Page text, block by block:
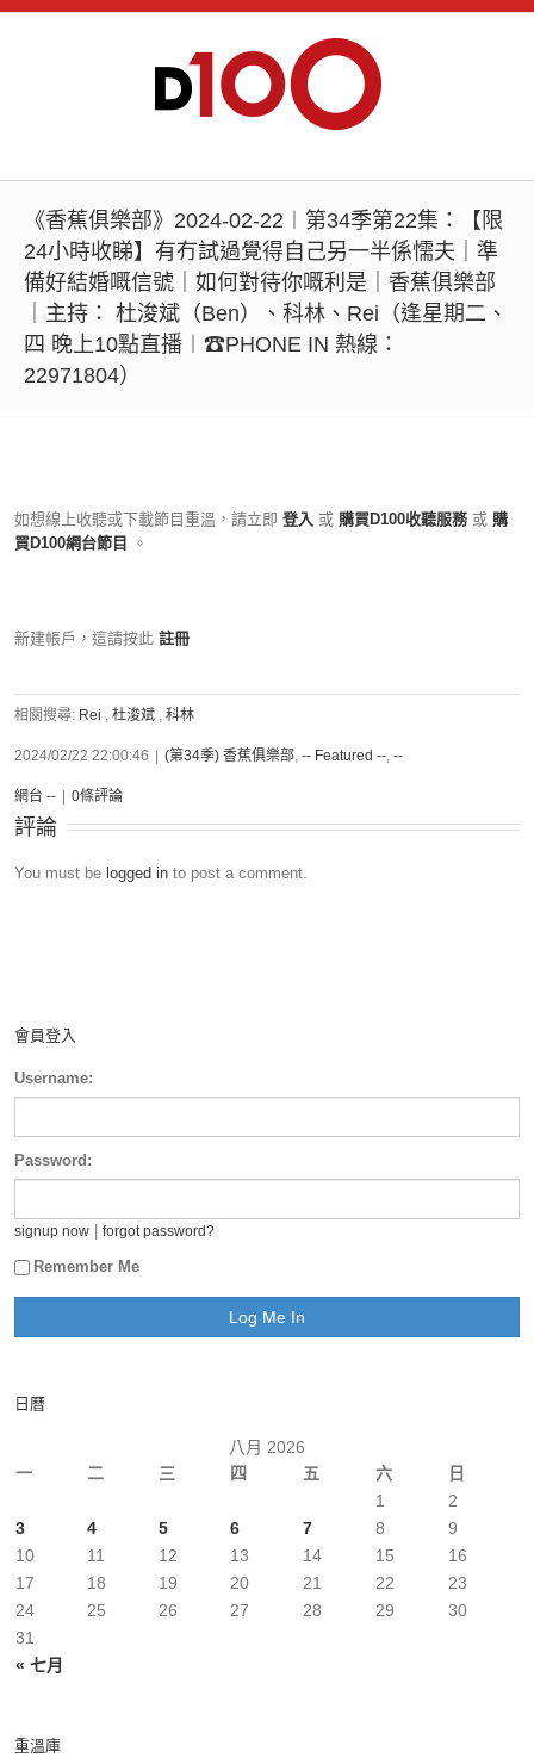
《香蕉俱樂部》2024-02-22︱第34季第22集：【限
24小時收睇】有冇試過覺得自己另一半係懦夫｜準
備好結婚嘅信號｜如何對待你嘅利是｜香蕉俱樂部
｜主持： 杜浚斌（Ben）、科林、Rei（逢星期二、
四 晚上10點直播︱☎PHONE IN 熱線：
22971804）
如想線上收聽或下載節目重溫，請立即 登入 或 購買D100收聽服務 或 購
買D100網台節目
。
新建帳戶，這請按此 註冊
相關搜尋: Rei , 杜浚斌 , 科林
2024/02/22 22:00:46 (第34季) 香蕉俱樂部, -- Featured --, --
網台 -- 0條評論
評論
You must be logged in to post a comment.
會員登入
Username:
Password:
signup now forgot password?
Remember Me
日曆
八月 2026
一
二 三 四 五 六 日
« 七月
1
2
3
4 5 6 7 8
9
10
11 12 13 14 15
16
17
18 19 20 21 22
23
24
25 26 27 28 29
30
31
重溫庫